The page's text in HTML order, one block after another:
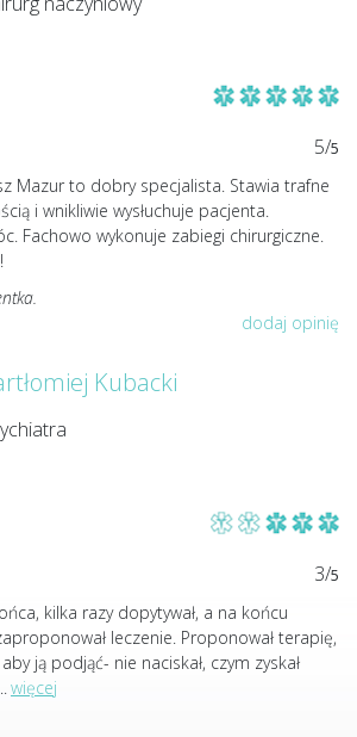
5/5
Mazur to dobry specjalista. Stawia trafne
i wnikliwie wysłuchuje pacjenta.
Fachowo wykonuje zabiegi chirurgiczne.
dodaj opinię
Kubacki
3/5
kilka razy dopytywał, a na końcu
leczenie. Proponował terapię,
ją podjąć- nie naciskał, czym zyskał
więcej